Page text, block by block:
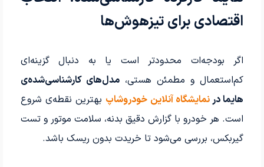
اقتصادی برای تیزهوش‌ها
اگر بودجه‌ات محدودتر است یا به دنبال گزینه‌ای
کم‌استعمال و مطمئن هستی،مدل‌های کارشناسی‌شده‌ی
هایما درنمایشگاه آنلاین خودروشاپ بهترین نقطه‌ی شروع
است. هر خودرو با گزارش دقیق بدنه، سلامت موتور و تست
گیربکس، بررسی می‌شود تا خریدت بدون ریسک باشد.